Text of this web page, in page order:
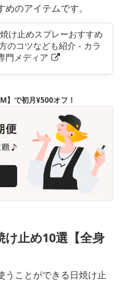
のアイテムです。
け止めスプレーおすすめ
のコツなども紹介 - カラ
門メディア
】で初月¥500オフ！
け止め10選【全身
うことができる日焼け止